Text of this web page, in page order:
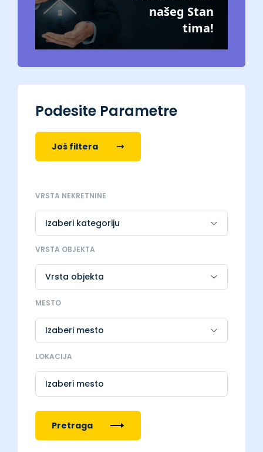
našeg Stan
tima!
Podesite Parametre
Još filtera
VRSTA NEKRETNINE
VRSTA OBJEKTA
MESTO
LOKACIJA
Izaberi mesto
Pretraga